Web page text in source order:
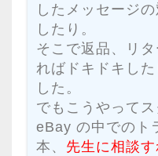
したメッセージ
したり。
そこで返品、リ
ればドキドキし
した。
でもこうやって
eBay の中でのト
本、 先生に相談